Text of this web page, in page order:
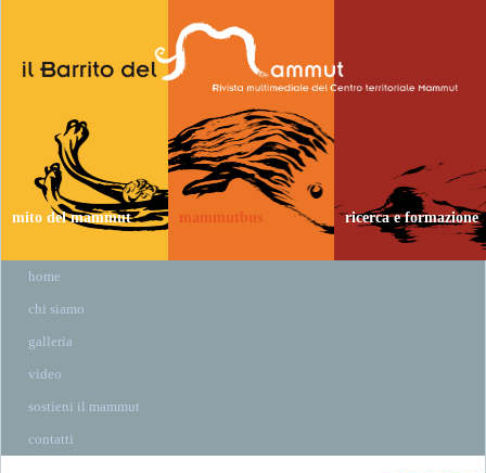
mito del mammut mammutbus ricerca e formazione
home
chi siamo
galleria
video
sostieni il mammut
contatti